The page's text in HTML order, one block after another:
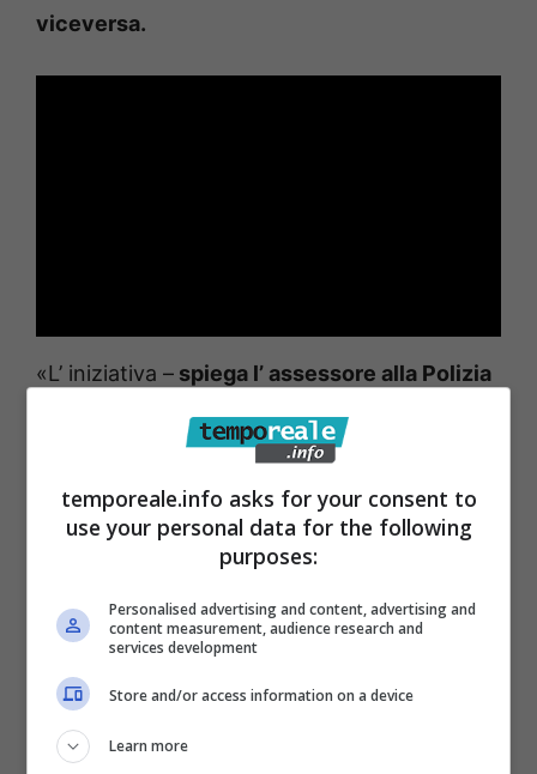
viceversa.
«L’ iniziativa – spiega l’ assessore alla Polizia
Locale Sicurezza Stefano Martone
alla volontà dell’ Amministrazione Comunale
di mettere in campo interventi mirati alla
riduzione del traffico nel quartiere
medioevale, e quindi ovviare alla vasta
diffusione delle auto private e alla carenza di
parcheggi, ridurre le relative criticità e avere
importanti ripercussioni sulla sicurezza dei
pedoni e quella stradale Ciò consentirà inoltre
ai tanti turisti e visitatori, e persone anziani di
temporeale.info asks for your consent to
use your personal data for the following
purposes:
Personalised advertising and content, advertising and
content measurement, audience research and
services development
Store and/or access information on a device
Learn more